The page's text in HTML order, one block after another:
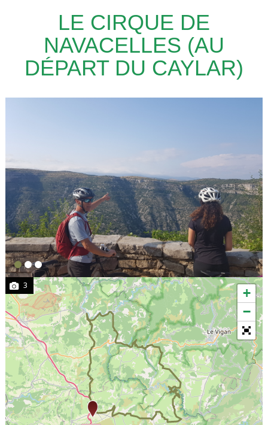
LE CIRQUE DE
NAVACELLES (AU
DÉPART DU CAYLAR)
3
+
−